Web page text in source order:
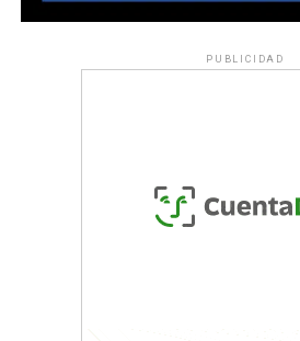
PUBLICIDAD